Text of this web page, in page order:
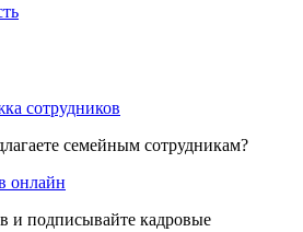
сотрудников
семейным сотрудникам?
онлайн
и подписывайте кадровые